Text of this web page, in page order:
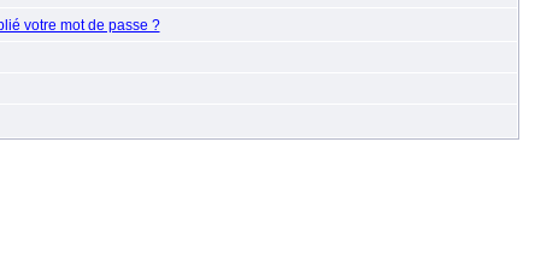
votre mot de passe ?